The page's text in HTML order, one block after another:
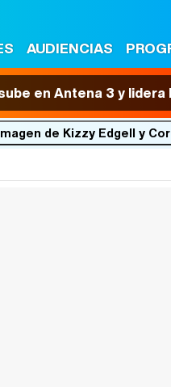
AUDIENCIAS
en Antena 3 y
de Kizzy Edgell y